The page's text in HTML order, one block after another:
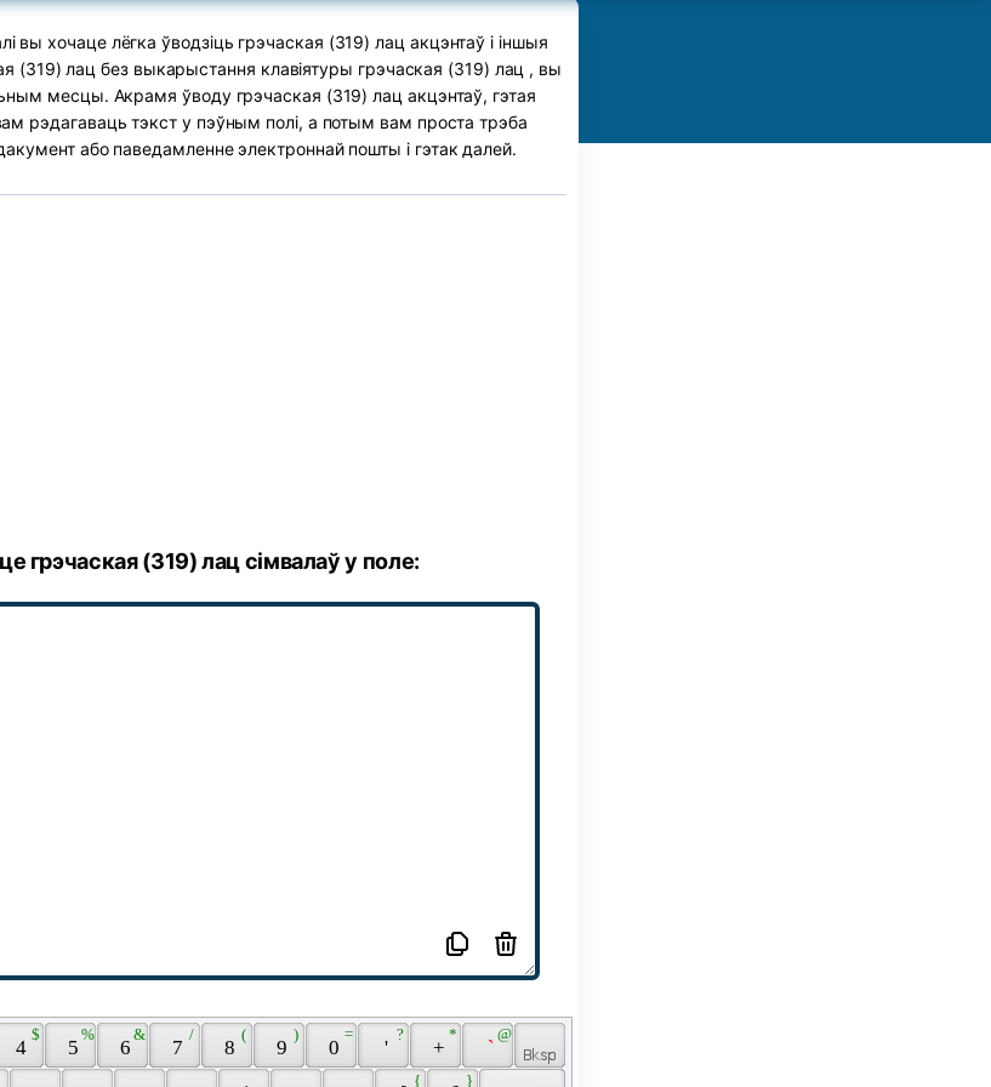
вы хочаце лёгка ўводзіць грэчаская (319) лац акцэнтаў і іншыя
(319) лац без выкарыстання клавіятуры грэчаская (319) лац , вы
месцы. Акрамя ўводу грэчаская (319) лац акцэнтаў, гэтая
рэдагаваць тэкст у пэўным полі, а потым вам проста трэба
або паведамленне электроннай пошты і гэтак далей.
грэчаская (319) лац сімвалаў у поле:
4
$
5
%
6
&
7
/
8
(
9
)
0
=
'
?
+
*
`
@
{ }